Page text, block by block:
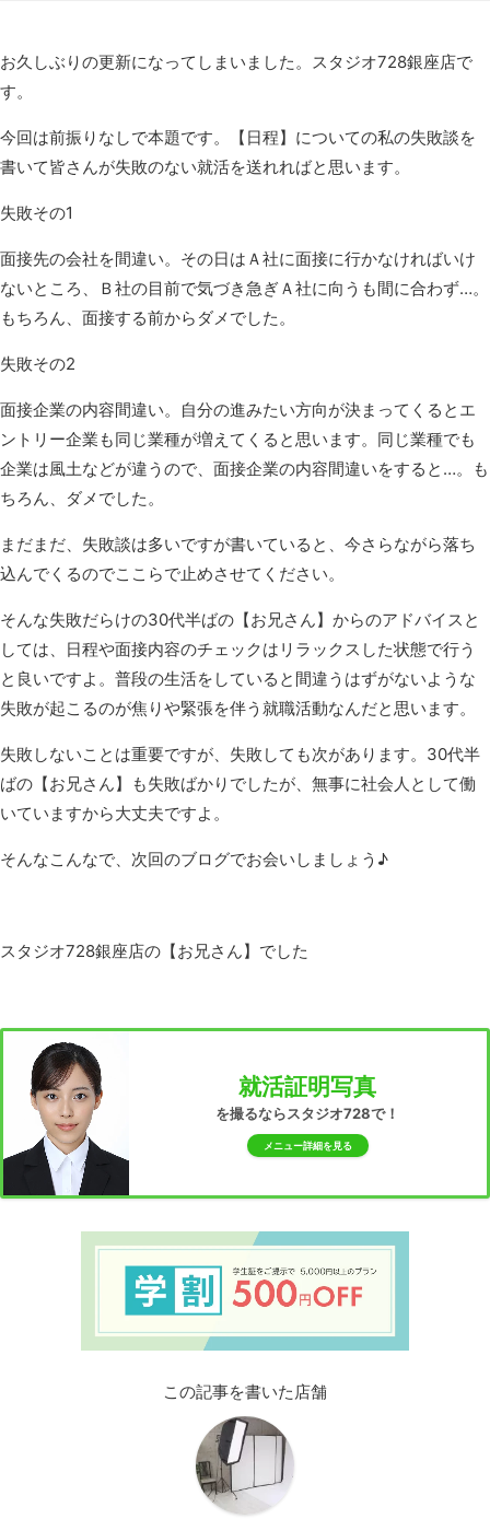
お久しぶりの更新になってしまいました。スタジオ728銀座店で
す。
今回は前振りなしで本題です。【日程】についての私の失敗談を
書いて皆さんが失敗のない就活を送れればと思います。
失敗その1
面接先の会社を間違い。その日はＡ社に面接に行かなければいけ
ないところ、Ｂ社の目前で気づき急ぎＡ社に向うも間に合わず…。
もちろん、面接する前からダメでした。
失敗その2
面接企業の内容間違い。自分の進みたい方向が決まってくるとエ
ントリー企業も同じ業種が増えてくると思います。同じ業種でも
企業は風土などが違うので、面接企業の内容間違いをすると…。も
ちろん、ダメでした。
まだまだ、失敗談は多いですが書いていると、今さらながら落ち
込んでくるのでここらで止めさせてください。
そんな失敗だらけの30代半ばの【お兄さん】からのアドバイスと
しては、日程や面接内容のチェックはリラックスした状態で行う
と良いですよ。普段の生活をしていると間違うはずがないような
失敗が起こるのが焦りや緊張を伴う就職活動なんだと思います。
失敗しないことは重要ですが、失敗しても次があります。30代半
ばの【お兄さん】も失敗ばかりでしたが、無事に社会人として働
いていますから大丈夫ですよ。
そんなこんなで、次回のブログでお会いしましょう♪
スタジオ728銀座店の【お兄さん】でした
就活証明写真
を撮るならスタジオ728で！
メニュー詳細を見る
この記事を書いた店舗